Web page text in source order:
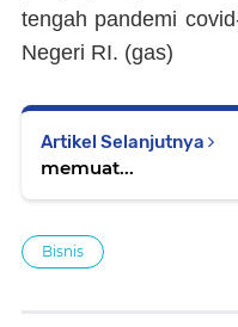
tengah pandemi
Negeri RI. (gas)
Artikel Selanjutnya
memuat...
Bisnis